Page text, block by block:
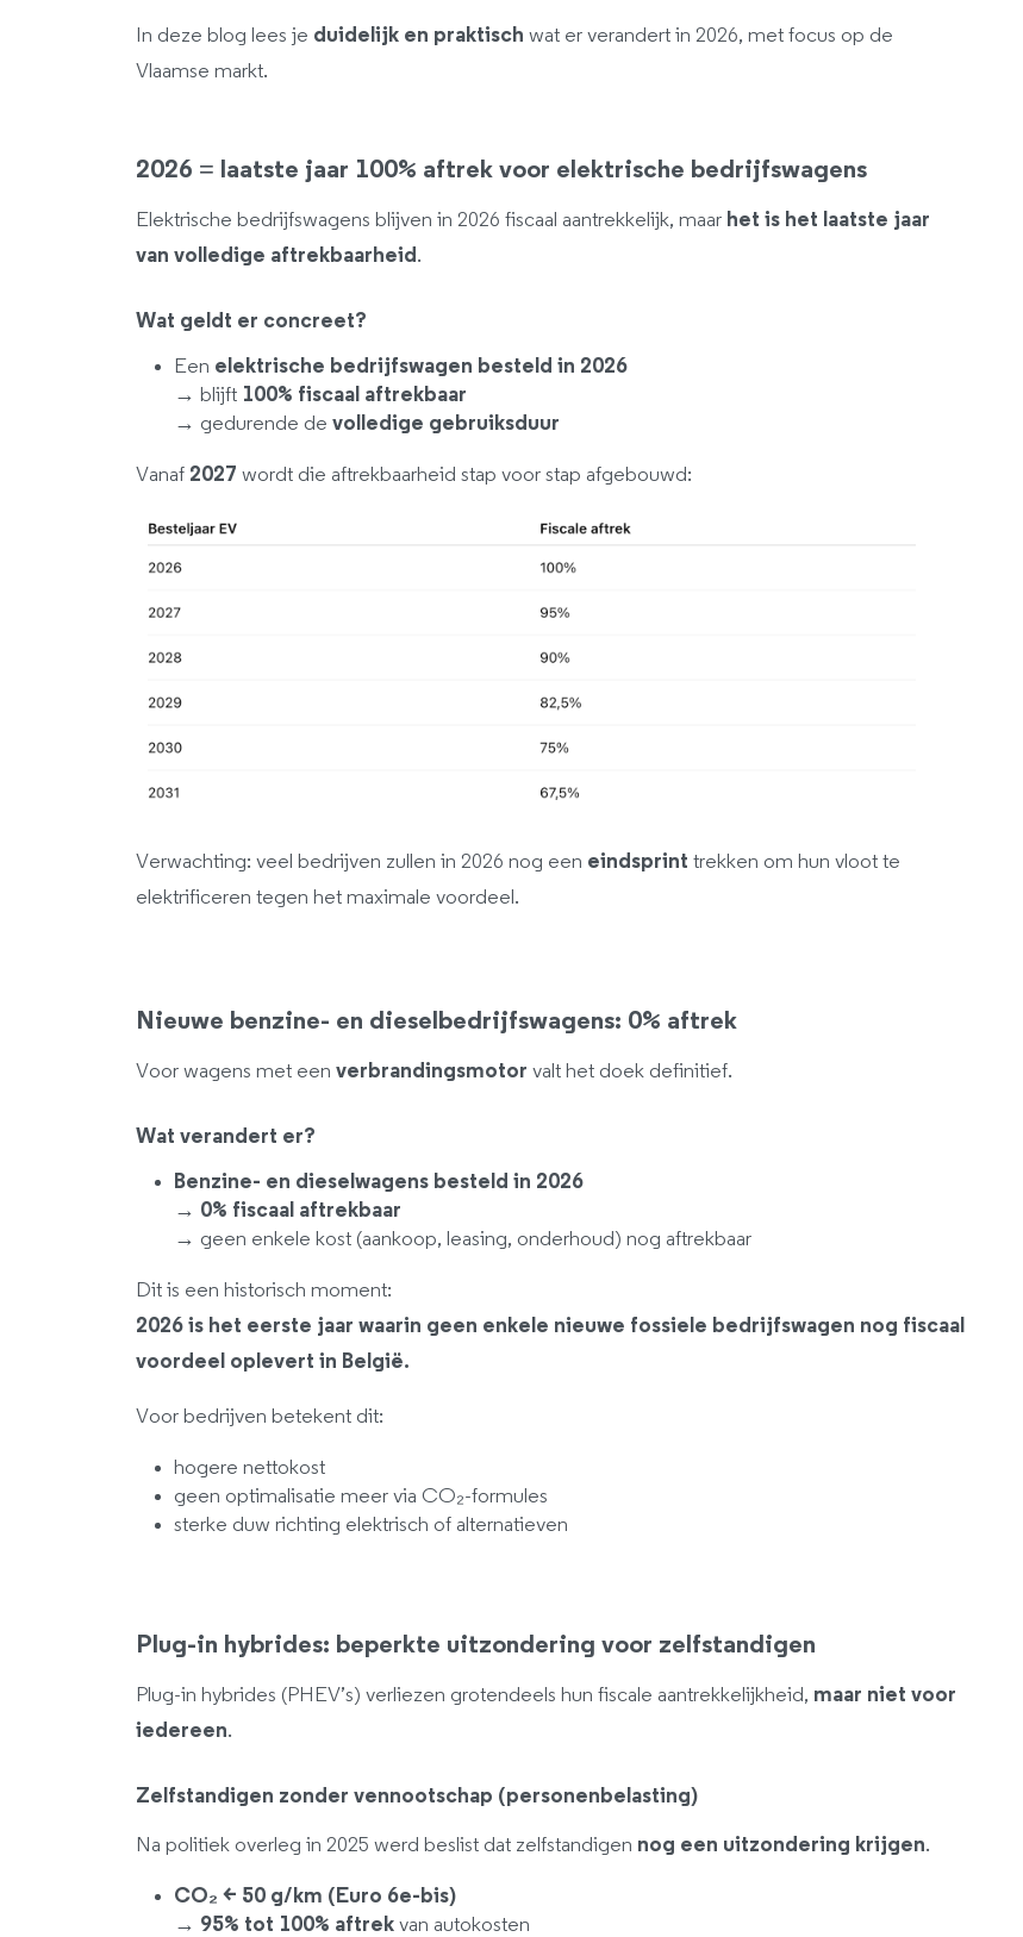
In deze blog lees je duidelijk en praktisch wat er verandert in 2026, met focus op de
Vlaamse markt.
2026 = laatste jaar 100% aftrek voor elektrische bedrijfswagens
Elektrische bedrijfswagens blijven in 2026 fiscaal aantrekkelijk, maar het is het laatste jaar
van volledige aftrekbaarheid .
Wat geldt er concreet?
Een elektrische bedrijfswagen besteld in 2026
→ blijft 100% fiscaal aftrekbaar
→ gedurende de volledige gebruiksduur
Vanaf 2027 wordt die aftrekbaarheid stap voor stap afgebouwd:
Verwachting: veel bedrijven zullen in 2026 nog een eindsprint trekken om hun vloot te
elektrificeren tegen het maximale voordeel.
Nieuwe benzine- en dieselbedrijfswagens: 0% aftrek
Voor wagens met een verbrandingsmotor valt het doek definitief.
Wat verandert er?
Benzine- en dieselwagens besteld in 2026
→ 0% fiscaal aftrekbaar
→ geen enkele kost (aankoop, leasing, onderhoud) nog aftrekbaar
Dit is een historisch moment:
2026 is het eerste jaar waarin geen enkele nieuwe fossiele bedrijfswagen nog fiscaal
voordeel oplevert in België.
Voor bedrijven betekent dit:
hogere nettokost
geen optimalisatie meer via CO₂-formules
sterke duw richting elektrisch of alternatieven
Plug-in hybrides: beperkte uitzondering voor zelfstandigen
Plug-in hybrides (PHEV’s) verliezen grotendeels hun fiscale aantrekkelijkheid, maar niet voor
iedereen.
Zelfstandigen zonder vennootschap (personenbelasting)
Na politiek overleg in 2025 werd beslist dat zelfstandigen nog een uitzondering krijgen.
CO₂ < 50 g/km (Euro 6e-bis)
→ 95% tot 100% aftrek van autokosten